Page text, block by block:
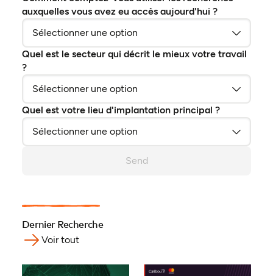
auxquelles vous avez eu accès aujourd'hui ?
Quel est le secteur qui décrit le mieux votre travail
?
Quel est votre lieu d'implantation principal ?
Send
Dernier Recherche
Voir tout